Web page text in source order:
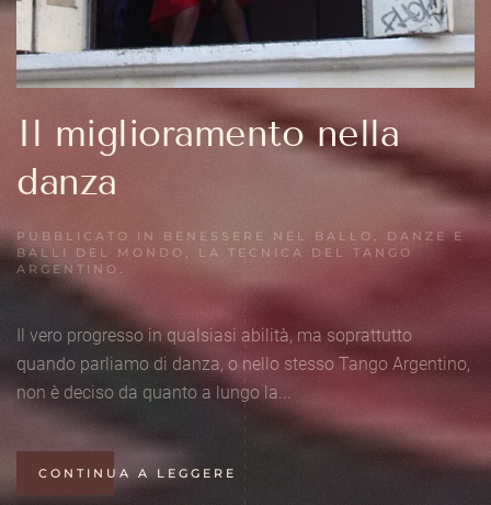
Il miglioramento nella
danza
PUBBLICATO IN BENESSERE NEL BALLO , DANZE E
BALLI DEL MONDO , LA TECNICA DEL TANGO
ARGENTINO .
Il vero progresso in qualsiasi abilità, ma soprattutto
quando parliamo di danza, o nello stesso Tango Argentino,
non è deciso da quanto a lungo la...
CONTINUA A LEGGERE